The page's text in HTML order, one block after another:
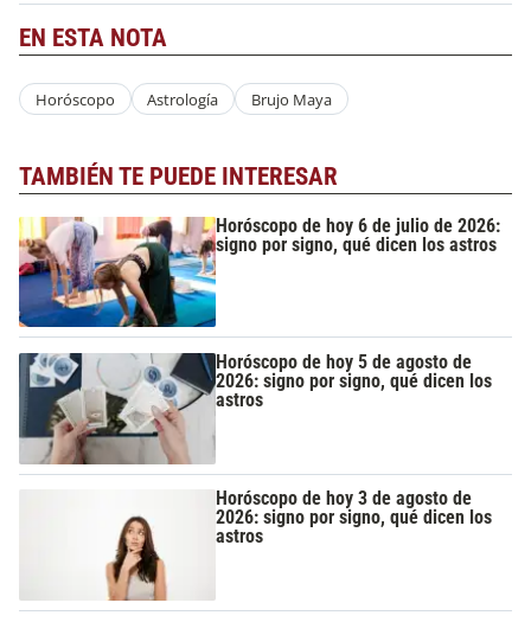
EN ESTA NOTA
Horóscopo Astrología Brujo Maya
TAMBIÉN TE PUEDE INTERESAR
Horóscopo de hoy 6 de julio de 2026:
signo por signo, qué dicen los astros
Horóscopo de hoy 5 de agosto de
2026: signo por signo, qué dicen los
astros
Horóscopo de hoy 3 de agosto de
2026: signo por signo, qué dicen los
astros